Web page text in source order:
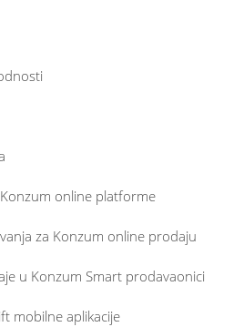
online platforme
za Konzum online prodaju
u Konzum Smart prodavaonici
mobilne aplikacije